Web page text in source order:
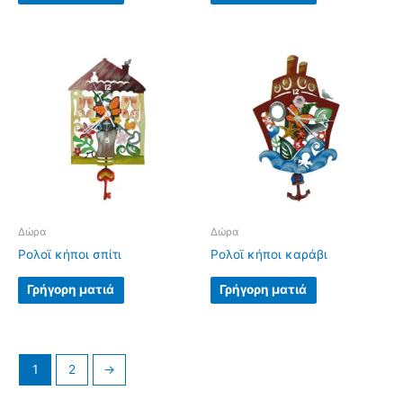
Δώρα
Ρολοϊ κήποι σπίτι
Γρήγορη ματιά
Δώρα
Ρολοϊ κήποι καράβι
Γρήγορη ματιά
1 2 →